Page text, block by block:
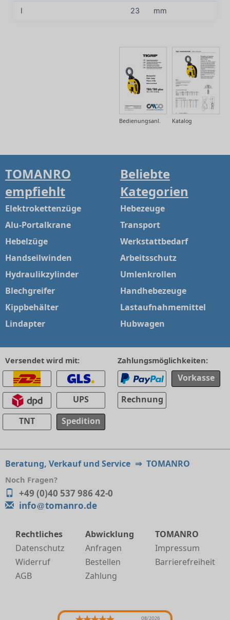
I 23 mm
Katalog
Bedienungsanl.
TOMANRO
empfiehlt
Elektrokettenzüge
Alu-Portalkrane
Hebelzüge
Handseilwinden
Hydraulikzylinder
Blechgreifer
Kippbehälter
Lindapter
Beliebte
Kategorien
Hebezeuge
Transport
Werkstattbedarf
Arbeitsschutz
Umlenkrollen
Handhebezeuge
Lastaufnahmemittel
Hubwagen
Versendet wird mit:
UPS
TNT
Spedition
Zahlungsmöglichkeiten:
Vorkasse
Rechnung
Beratung, Verkauf und Service ⇒ TOMANRO
Noch Fragen?
+49 (0)40 537 986 42-0
info
tomanro.de
Rechtliches
Datenschutz
Widerruf
AGB
Abwicklung
Anfragen
Bestellen
Zahlung
TOMANRO
Impressum
Barrierefreiheit